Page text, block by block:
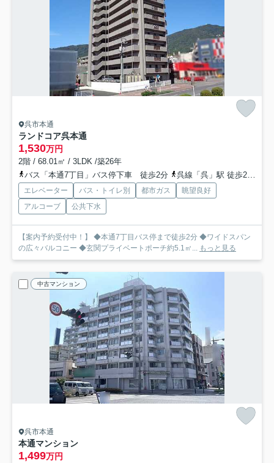
呉市本通
ランドコア呉本通
1,530万円
2階 / 68.01㎡ / 3LDK /築26年
バス「本通7丁目」バス停下車 徒歩2分
呉線「呉」駅 徒歩27分
エレベーター バス・トイレ別 都市ガス
眺望良好
アルコーブ
公共下水
【案内予約受付中！】 ◆本通7丁目バス停まで徒歩2分 ◆ワイドスパン
の広々バルコニー ◆玄関プライベートポーチ約5.1㎡... もっと見る
中古マンション
呉市本通
本通マンション
1,499万円